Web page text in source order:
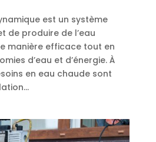
est un système
de produire de l’eau
manière efficace tout en
d’eau et d’énergie. À
en eau chaude sont